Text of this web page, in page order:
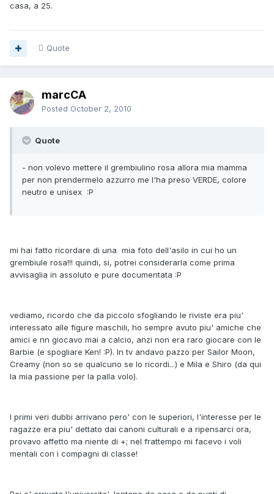
casa, a 25.
Quote
marcCA
Posted October 2, 2010
Quote
- non volevo mettere il grembiulino rosa allora mia mamma
per non prendermelo azzurro me l'ha preso VERDE, colore
neutro e unisex :P
mi hai fatto ricordare di una mia foto dell'asilo in cui ho un
grembiule rosa!!! quindi, si, potrei considerarla come prima
avvisaglia in assoluto e pure documentata :P
vediamo, ricordo che da piccolo sfogliando le riviste era piu'
interessato alle figure maschili, ho sempre avuto piu' amiche che
amici e nn giocavo mai a calcio, anzi non era raro giocare con le
Barbie (e spogliare Ken! :P). In tv andavo pazzo per Sailor Moon,
Creamy (non so se qualcuno se lo ricordi...) e Mila e Shiro (da qui
la mia passione per la palla volo).
I primi veri dubbi arrivano pero' con le superiori, l'interesse per le
ragazze era piu' dettato dai canoni culturali e a ripensarci ora,
provavo affetto ma niente di +; nel frattempo mi facevo i voli
mentali con i compagni di classe!